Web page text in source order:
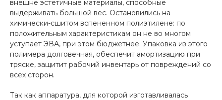
внешне эстетичные материалы, способные
выдерживать большой вес. Остановились на
химически-сшитом вспененном полиэтилене: по
положительным характеристикам он не во многом
уступает ЭВА, при этом бюджетнее. Упаковка из этого
полимера долговечная, обеспечит амортизацию при
тряске, защитит рабочий инвентарь от повреждений со
всех сторон.
Так как аппаратура, для которой изготавливалась